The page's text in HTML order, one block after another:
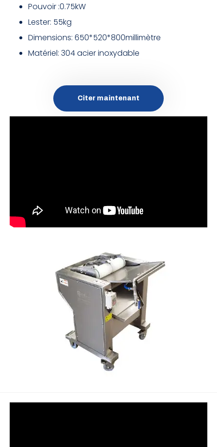
Pouvoir :0.75kW
Lester: 55kg
Dimensions: 650*520*800millimètre
Matériel: 304 acier inoxydable
Citer maintenant